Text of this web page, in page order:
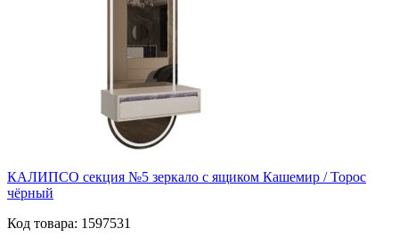
КАЛИПСО секция №5 зеркало с ящиком Кашемир / Торос
чёрный
Код товара: 1597531